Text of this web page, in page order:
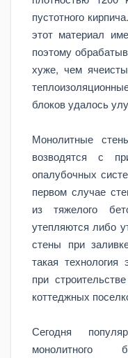
пустотного
этот материал
поэтому
хуже, чем
блоков удалось
Монолитные
возводятся с
опалубочных
первом случае
из тяжелого
утепляются либо
стены при
такая технология
при
коттеджных
Сегодня
монолитного